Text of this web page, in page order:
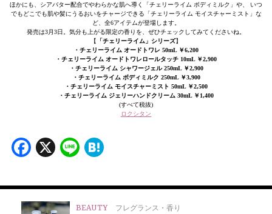
ほかにも、シアバター配合でやわらかな肌へ導く「チェリーライム ボディミルク」や、 いつ
でもどこでも肌や髪にうるおいをチャージできる「チェリーライム モイスチャーミスト」な
ど、全6アイテムが登場します。
発売は3月3日。気分も上がる限定の香りを、ぜひチェックしてみてくださいね。
【 「チェリーライム」シリーズ】
・チェリーライム オードトワレ 50mL ￥6,200
・チェリーライム オードトワレロールタッチ 10mL ￥2,900
・チェリーライム シャワージェル 250mL ￥2,900
・チェリーライム ボディミルク 250mL ￥3,900
・チェリーライム モイスチャーミスト 50mL ￥2,500
・チェリーライム ジェリーハンドクリーム 30mL ￥1,400
(すべて税抜)
ロクシタン
Facebook
X Line
BEAUTY フレグランス・香り